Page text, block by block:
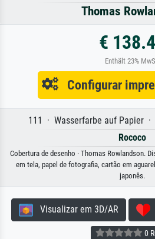
Thomas
€
Enthält 23%
Configurar
111 · Wasserfarbe auf Papier ·
Rococo
Cobertura de desenho · Thomas Rowlandson.
em tela, papel de fotografia, cartão em
japonês.
Visualizar em 3D/AR
0